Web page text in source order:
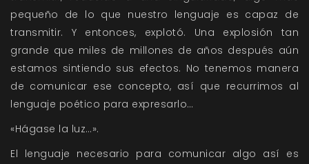
pequeño de lo que nuestro lenguaje es capaz de
transmitir. Y entonces, explotó. Una explosión tan
grande que miles de millones de años después aún
estamos sintiendo sus efectos. No tenemos manera
de comunicar ese concepto, así que recurrimos al
lenguaje poético para expresarlo…
«Hágase la luz…».
El lenguaje necesario para comunicar algo así es